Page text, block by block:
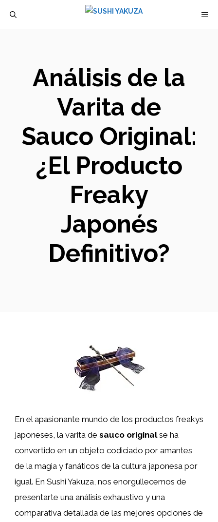
Análisis de la
Varita de
Sauco Original:
¿El Producto
Freaky
Japonés
Definitivo?
En el apasionante mundo de los productos freakys
japoneses, la varita de sauco originalse ha
convertido en un objeto codiciado por amantes
de la magia y fanáticos de la cultura japonesa por
igual. En Sushi Yakuza, nos enorgullecemos de
presentarte una análisis exhaustivo y una
comparativa detallada de las mejores opciones de